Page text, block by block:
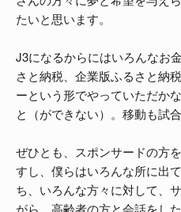
たいと思います。
J3になるからにはいろんなお
さと納税、企業版ふるさと納
ーという形でやっていただか
と（ができない）。移動も試
ぜひとも、スポンサードの方
すし、僕らはいろんな所に出
ち、いろんな方々に対して、
がら、高齢者の方と会話をし